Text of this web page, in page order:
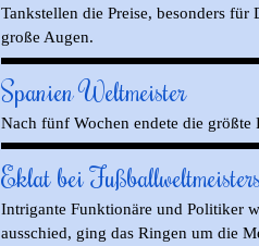
Tankstellen die Preise, besonders
große Augen.
Spanien Weltmeister
Nach fünf Wochen endete die
Eklat bei
Intrigante Funktionäre und Politiker
ausschied, ging das Ringen um die